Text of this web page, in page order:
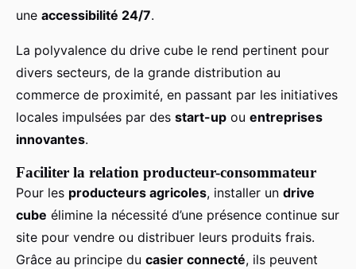
une accessibilité 24/7.
La polyvalence du drive cube le rend pertinent pour
divers secteurs, de la grande distribution au
commerce de proximité, en passant par les initiatives
locales impulsées par des start-up ou entreprises
innovantes.
Faciliter la relation producteur-consommateur
Pour les producteurs agricoles, installer un drive
cube élimine la nécessité d’une présence continue sur
site pour vendre ou distribuer leurs produits frais.
Grâce au principe du casier connecté, ils peuvent